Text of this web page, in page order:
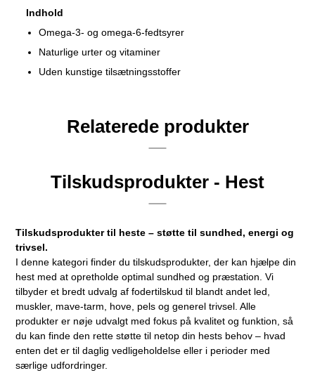
Indhold
Omega-3- og omega-6-fedtsyrer
Naturlige urter og vitaminer
Uden kunstige tilsætningsstoffer
Relaterede produkter
Tilskudsprodukter - Hest
Tilskudsprodukter til heste – støtte til sundhed, energi og
trivsel.
I denne kategori finder du tilskudsprodukter, der kan hjælpe din
hest med at opretholde optimal sundhed og præstation. Vi
tilbyder et bredt udvalg af fodertilskud til blandt andet led,
muskler, mave-tarm, hove, pels og generel trivsel. Alle
produkter er nøje udvalgt med fokus på kvalitet og funktion, så
du kan finde den rette støtte til netop din hests behov – hvad
enten det er til daglig vedligeholdelse eller i perioder med
særlige udfordringer.